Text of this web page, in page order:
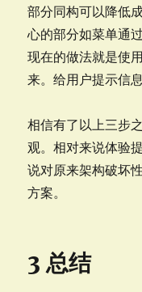
部分同构可以降低
心的部分如菜单通
现在的做法就是使
来。给用户提示信
相信有了以上三步
观。相对来说体验
说对原来架构破坏
方案。
3 总结